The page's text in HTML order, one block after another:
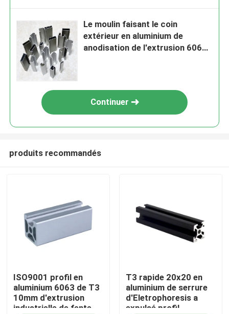
A propos de nous
Le moulin faisant le coin
extérieur en aluminium de
anodisation de l'extrusion 6063
Continuer
produits recommandés
ISO9001 profil en
aluminium 6063 de T3
10mm d'extrusion
industrielle de fente
T3 rapide 20x20 en
aluminium de serrure
d'Eletrophoresis a
expulsé profil